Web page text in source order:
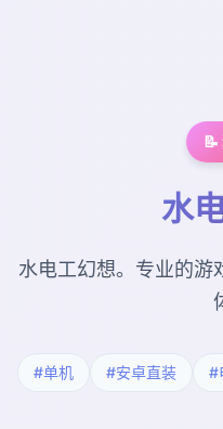
📝
水
水电工幻想。专业的游
#单机 #安卓直装 #